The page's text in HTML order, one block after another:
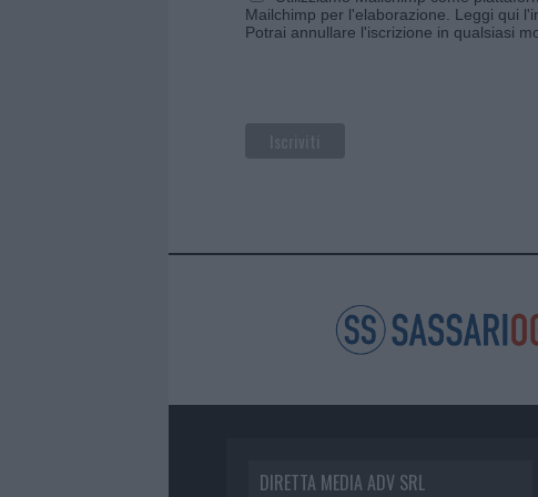
Mailchimp per l'elaborazione. Leggi qui
Potrai annullare l'iscrizione in qualsiasi
DIRETTA MEDIA ADV SRL